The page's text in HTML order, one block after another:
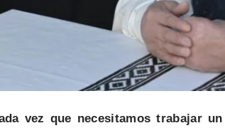
vez que necesitamos trabajar